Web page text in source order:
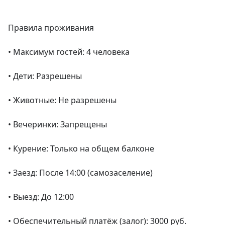
Правила проживания
• Максимум гостей: 4 человека
• Дети: Разрешены
• Животные: Не разрешены
• Вечеринки: Запрещены
• Курение: Только на общем балконе
• Заезд: После 14:00 (самозаселение)
• Выезд: До 12:00
• Обеспечительный платёж (залог): 3000 руб.